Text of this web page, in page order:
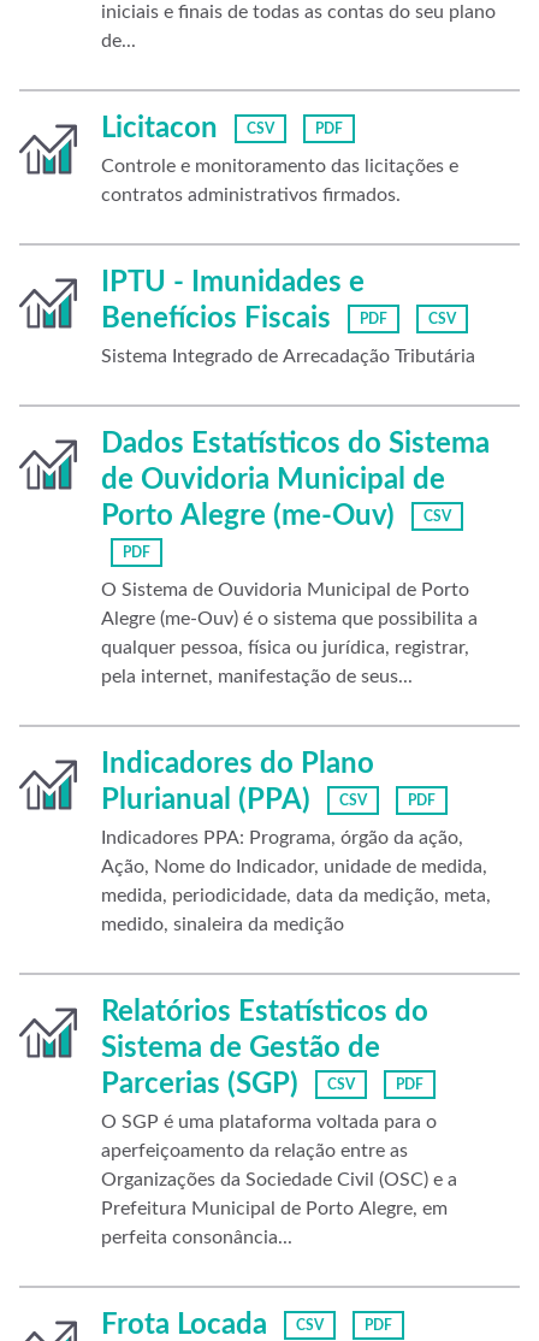
iniciais e finais de todas as contas do seu plano
de...
Licitacon CSV PDF
Controle e monitoramento das licitações e
contratos administrativos firmados.
IPTU - Imunidades e
Benefícios Fiscais
PDF CSV
Sistema Integrado de Arrecadação Tributária
Dados Estatísticos do Sistema
de Ouvidoria Municipal de
Porto Alegre (me-Ouv)
CSV
PDF
O Sistema de Ouvidoria Municipal de Porto
Alegre (me-Ouv) é o sistema que possibilita a
qualquer pessoa, física ou jurídica, registrar,
pela internet, manifestação de seus...
Indicadores do Plano
Plurianual (PPA)
CSV PDF
Indicadores PPA: Programa, órgão da ação,
Ação, Nome do Indicador, unidade de medida,
medida, periodicidade, data da medição, meta,
medido, sinaleira da medição
Relatórios Estatísticos do
Sistema de Gestão de
Parcerias (SGP)
CSV PDF
O SGP é uma plataforma voltada para o
aperfeiçoamento da relação entre as
Organizações da Sociedade Civil (OSC) e a
Prefeitura Municipal de Porto Alegre, em
perfeita consonância...
Frota Locada CSV PDF